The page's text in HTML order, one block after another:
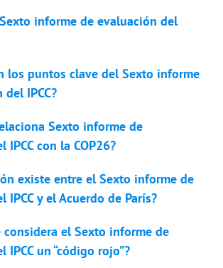
informe de evaluación del
los puntos clave del Sexto informe
IPCC?
Sexto informe de
IPCC con la COP26?
existe entre el Sexto informe de
IPCC y el Acuerdo de París?
considera el Sexto informe de
IPCC un “código rojo”?